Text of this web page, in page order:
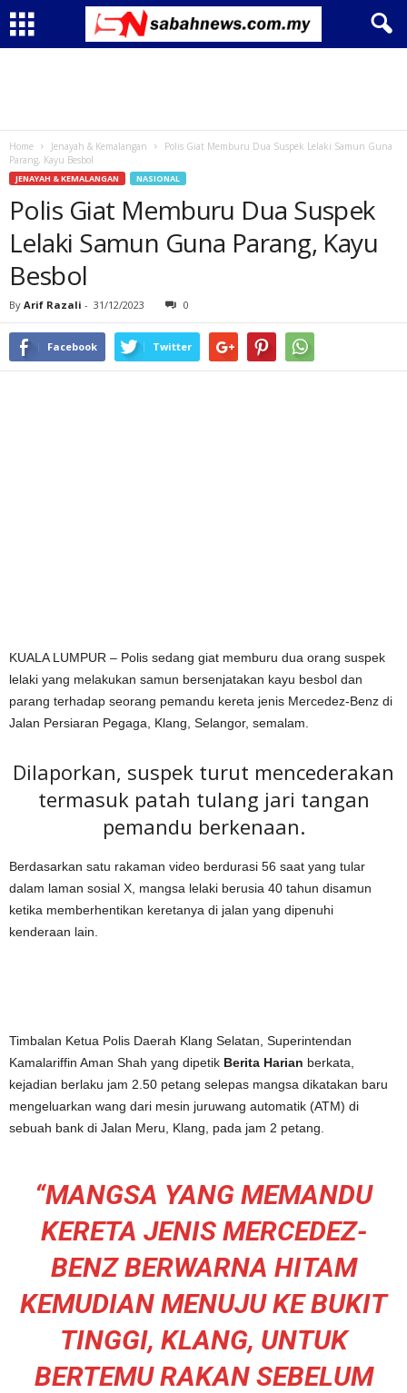
Home Jenayah & Kemalangan
Polis Giat Memburu Dua Suspek Lelaki Samun Guna
Parang, Kayu Besbol
JENAYAH & KEMALANGAN NASIONAL
Polis Giat Memburu Dua Suspek
Lelaki Samun Guna Parang, Kayu
Besbol
By Arif Razali - 31/12/2023 0
Facebook Twitter
KUALA LUMPUR – Polis sedang giat memburu dua orang suspek
lelaki yang melakukan samun bersenjatakan kayu besbol dan
parang terhadap seorang pemandu kereta jenis Mercedez-Benz di
Jalan Persiaran Pegaga, Klang, Selangor, semalam.
Dilaporkan, suspek turut mencederakan
termasuk patah tulang jari tangan
pemandu berkenaan.
Berdasarkan satu rakaman video berdurasi 56 saat yang tular
dalam laman sosial X, mangsa lelaki berusia 40 tahun disamun
ketika memberhentikan keretanya di jalan yang dipenuhi
kenderaan lain.
Timbalan Ketua Polis Daerah Klang Selatan, Superintendan
Kamalariffin Aman Shah yang dipetik Berita Harian berkata,
kejadian berlaku jam 2.50 petang selepas mangsa dikatakan baru
mengeluarkan wang dari mesin juruwang automatik (ATM) di
sebuah bank di Jalan Meru, Klang, pada jam 2 petang.
“MANGSA YANG MEMANDU
KERETA JENIS MERCEDEZ-
BENZ BERWARNA HITAM
KEMUDIAN MENUJU KE BUKIT
TINGGI, KLANG, UNTUK
BERTEMU RAKAN SEBELUM